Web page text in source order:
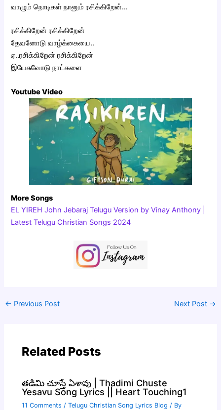
வாழும் நொடிகள் நானும் ரசிக்கிறேன்…
ரசிக்கிறேன் ரசிக்கிறேன்
தேவனோடு வாழ்க்கையை..
ஏ..ரசிக்கிறேன் ரசிக்கிறேன்
இயேசுவோடு நாட்களை
Youtube Video
More Songs
EL YIREH John Jebaraj Telugu Version by Vinay Anthony |
Latest Telugu Christian Songs 2024
← Previous Post Next Post →
Related Posts
తడిమి చూస్తే ఏశావు | Thadimi Chuste
Yesavu Song Lyrics || Heart Touching1
11 Comments /Telugu Christian Song Lyrics Blog / By